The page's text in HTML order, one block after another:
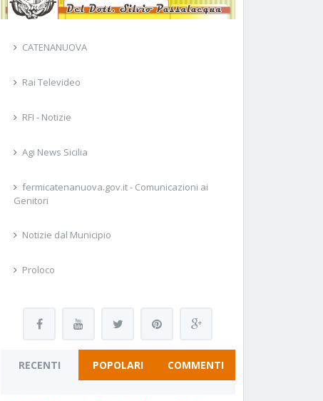
CATENANUOVA
Rai Televideo
RFI - Notizie
Agi News Sicilia
fermicatenanuova.gov.it - Comunicazioni ai
Genitori
Notizie dal Municipio
Proloco
RECENTI POPOLARI COMMENTI